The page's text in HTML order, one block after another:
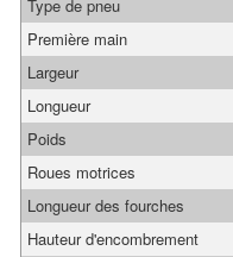
Type de pneu
Première main
Largeur
Longueur
Poids
Roues motrices
Longueur des fourches
Hauteur d'encombrement